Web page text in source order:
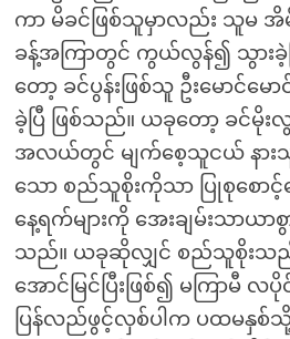
ကာ မိခင်ဖြစ်သူမှာလည်း သူမ အိ
ခန့်အကြာတွင် ကွယ်လွန်၍ သွားခဲ့
တော့ ခင်ပွန်းဖြစ်သူ ဦးမောင်မ
ခဲ့ပြီ ဖြစ်သည်။ ယခုတော့ ခင်
အလယ်တွင် မျက်စေ့သူငယ် နားသူ
သော စည်သူစိုးကိုသာ ပြုစုစောင့်
နေ့ရက်များကို အေးချမ်းသာယ
သည်။ ယခုဆိုလျှင် စည်သူစိုးသည်
အောင်မြင်ပြီးဖြစ်၍ မကြာမီ လ
ပြန်လည်ဖွင့်လှစ်ပါက ပထမနှစ်သို့